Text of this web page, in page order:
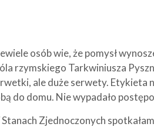
osób wie, że pomysł
rzymskiego Tarkwiniusza
ale duże serwety. Etykieta
do domu. Nie wypadało
Zjednoczonych